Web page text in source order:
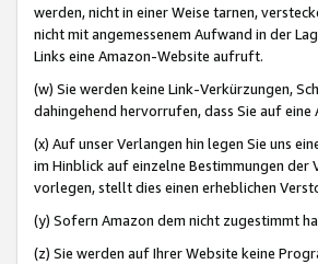
werden, nicht in einer Weise tarnen,
nicht mit angemessenem Aufwand in der
Links eine Amazon-Website aufruft.
(w) Sie werden keine Link-Verkürzungen,
dahingehend hervorrufen, dass Sie auf
(x) Auf unser Verlangen hin legen Sie uns
im Hinblick auf einzelne Bestimmungen
vorlegen, stellt dies einen erheblichen
(y) Sofern Amazon dem nicht zugestimmt
(z) Sie werden auf Ihrer Website keine